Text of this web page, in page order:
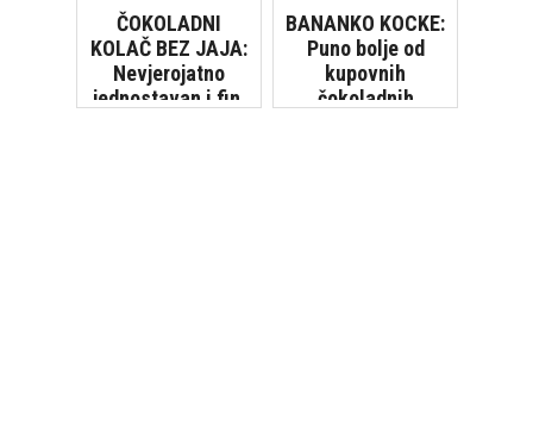
ravnodušnim
ČOKOLADNI
KOLAČ BEZ JAJA:
Nevjerojatno
jednostavan i fin,
BANANKO KOCKE:
Puno bolje od
kupovnih
čokoladnih